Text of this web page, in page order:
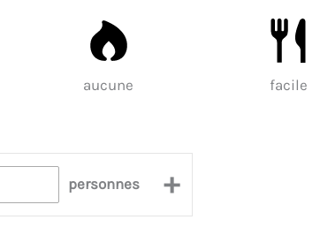
aucune facile
personnes +